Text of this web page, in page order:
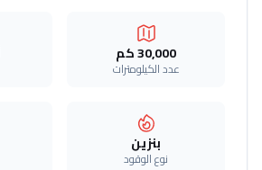
30,000 كم
عدد الكيلومترات
بنزين
نوع الوقود